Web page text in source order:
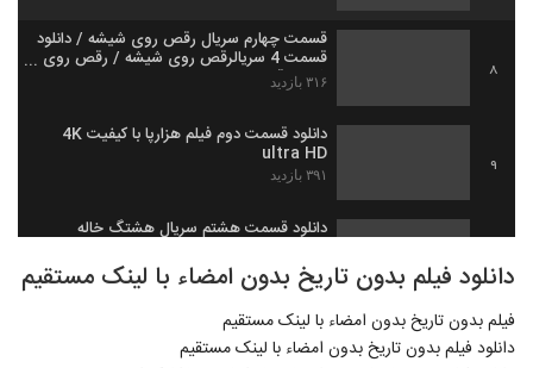
8
قسمت چهارم سریال رقص روی شیشه / دانلود
قسمت 4 سریالرقص روی شیشه / رقص روی
شیشه قسمت4
۳۱۶ بازدید
9
دانلود قسمت دوم فیلم هزارپا با کیفیت 4K
ultra HD
۳۹۱ بازدید
دانلود قسمت هشتم سریال هشتگ خاله
۴۱۹ بازدید
11
دانلود قسمت دهم فصل دوم سریال ممنوعه با
کیفیت 480
دانلود فیلم بدون تاریخ بدون امضاء با لینک مستقیم
فیلم بدون تاریخ بدون امضاء با لینک مستقیم
دانلود فیلم بدون تاریخ بدون امضاء با لینک مستقیم